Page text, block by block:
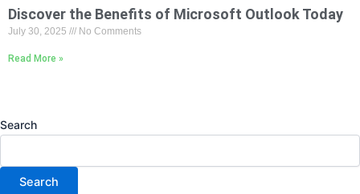
Discover the Benefits of Microsoft Outlook Today
July 30, 2025 No Comments
Read More »
Search
Search